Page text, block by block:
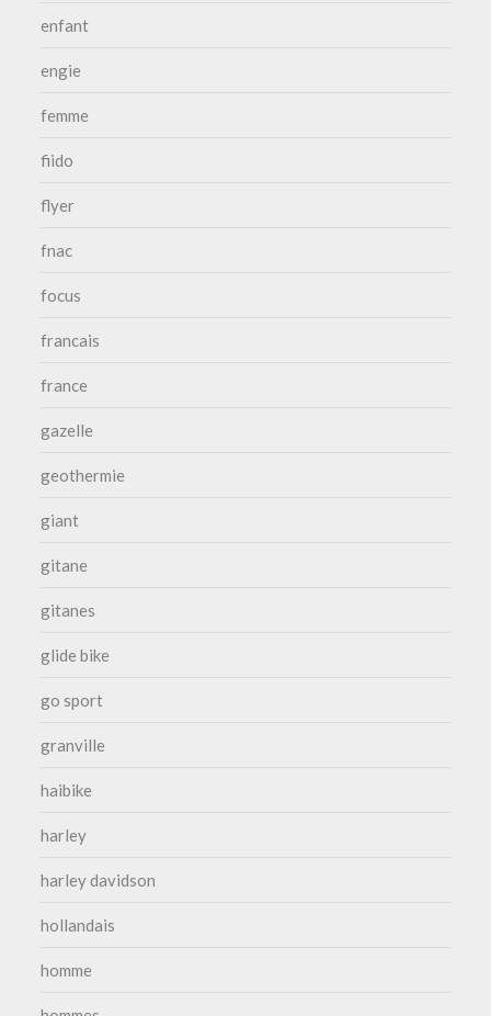
enfant
engie
femme
fiido
flyer
fnac
focus
francais
france
gazelle
geothermie
giant
gitane
gitanes
glide bike
go sport
granville
haibike
harley
harley davidson
hollandais
homme